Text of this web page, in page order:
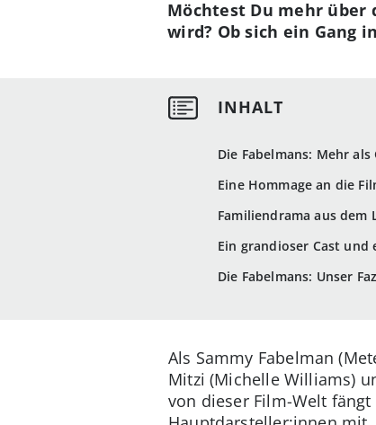
Die Fabelmans: Mehr als
Eine Hommage an die
Familiendrama aus dem
Ein grandioser Cast und
Die Fabelmans: Unser
Möchtest Du mehr über
wird? Ob sich ein Gang
Als Sammy Fabelman
Mitzi (Michelle Williams)
von dieser Film-Welt